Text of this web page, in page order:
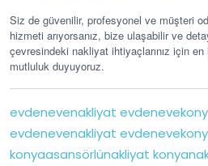
Siz de güvenilir, profesyonel ve müşteri
hizmeti arıyorsanız, bize ulaşabilir ve
çevresindeki nakliyat ihtiyaçlarınız için
mutluluk duyuyoruz.
evdenevenakliyat
evdenevenakliyat
konyaasansörlünakliyat